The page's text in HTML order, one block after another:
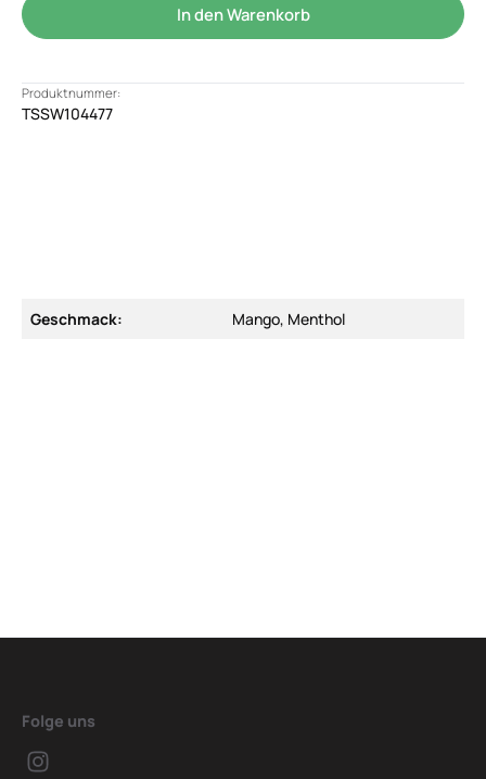
In den Warenkorb
Produktnummer:
TSSW104477
Geschmack: Mango, Menthol
Folge uns